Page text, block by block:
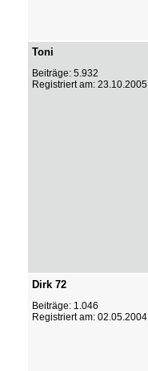
Toni
Beiträge: 5.932
Registriert am: 23.10.2005
Dirk 72
Beiträge: 1.046
Registriert am: 02.05.2004